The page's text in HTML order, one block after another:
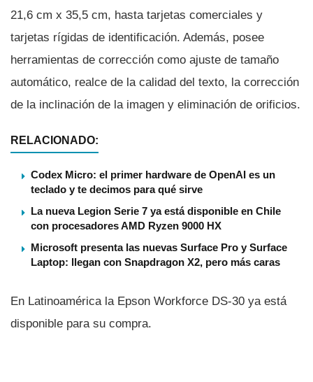
21,6 cm x 35,5 cm, hasta tarjetas comerciales y
tarjetas rí­gidas de identificación. Además, posee
herramientas de corrección como ajuste de tamaño
automático, realce de la calidad del texto, la corrección
de la inclinación de la imagen y eliminación de orificios.
RELACIONADO:
Codex Micro: el primer hardware de OpenAI es un
teclado y te decimos para qué sirve
La nueva Legion Serie 7 ya está disponible en Chile
con procesadores AMD Ryzen 9000 HX
Microsoft presenta las nuevas Surface Pro y Surface
Laptop: llegan con Snapdragon X2, pero más caras
En Latinoamérica la Epson Workforce DS-30 ya está
disponible para su compra.